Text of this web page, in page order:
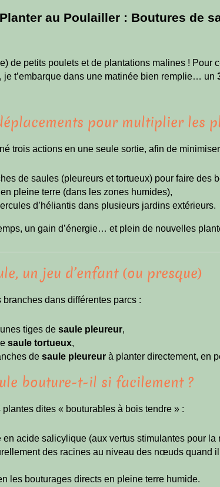
au Poulailler : Boutures de
de petits poulets et de plantations malines ! Pour
je t’embarque dans une matinée bien remplie… un
pour multiplier les
trois actions en une seule sortie, afin de
de saules (pleureurs et tortueux) pour faire des
pleine terre (dans les zones humides),
d’héliantis dans plusieurs jardins extérieurs.
un gain d’énergie… et plein de nouvelles
un jeu d’enfant (ou presque)
branches dans différentes parcs :
tiges desaule pleureur,
saule tortueux,
desaule pleureur à planter directement, en
bouture-t-il si facilement ?
plantes dites « bouturables à bois tendre » :
en acide salicylique (aux vertus stimulantes pour la
des racines au niveau des nœuds quand
les bouturages directs en pleine terre humide.